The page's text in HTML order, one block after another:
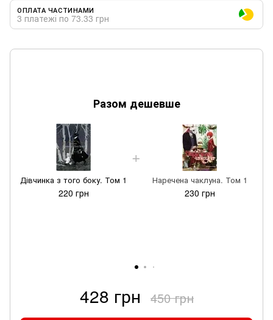
ОПЛАТА ЧАСТИНАМИ
3 платежі по 73.33 грн
Разом дешевше
Дівчинка з того боку. Том 1
220 грн
Наречена чаклуна. Том 1
230 грн
428 грн 450 грн